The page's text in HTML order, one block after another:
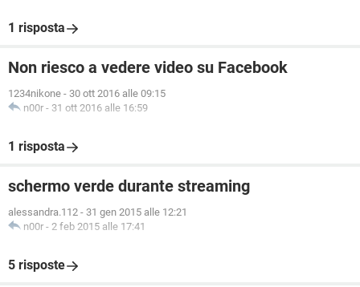
1 risposta
Non riesco a vedere video su Facebook
1234nikone - 30 ott 2016 alle 09:15
n00r - 31 ott 2016 alle 16:59
1 risposta
schermo verde durante streaming
alessandra.112 - 31 gen 2015 alle 12:21
n00r - 2 feb 2015 alle 17:41
5 risposte